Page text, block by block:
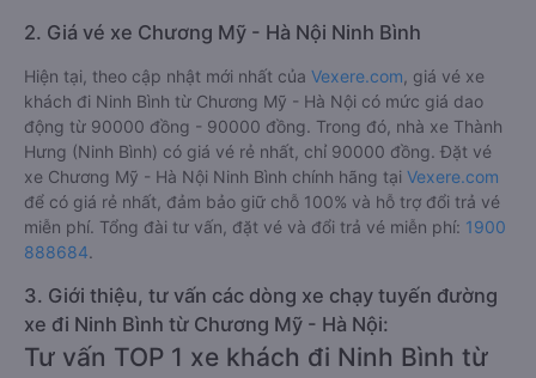
2. Giá vé xe Chương Mỹ - Hà Nội Ninh Bình
Hiện tại, theo cập nhật mới nhất của Vexere.com , giá vé xe
khách đi Ninh Bình từ Chương Mỹ - Hà Nội có mức giá dao
động từ 90000 đồng - 90000 đồng. Trong đó, nhà xe Thành
Hưng (Ninh Bình) có giá vé rẻ nhất, chỉ 90000 đồng. Đặt vé
xe Chương Mỹ - Hà Nội Ninh Bình chính hãng tại Vexere.com
để có giá rẻ nhất, đảm bảo giữ chỗ 100% và hỗ trợ đổi trả vé
miễn phí. Tổng đài tư vấn, đặt vé và đổi trả vé miễn phí: 1900
888684.
3. Giới thiệu, tư vấn các dòng xe chạy tuyến đường
xe đi Ninh Bình từ Chương Mỹ - Hà Nội:
Tư vấn TOP 1 xe khách đi Ninh Bình từ